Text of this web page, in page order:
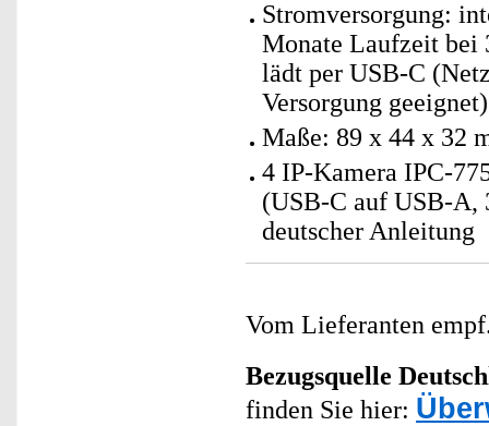
Stromversorgung:
Monate Laufzeit bei
lädt per USB-C
Versorgung geeignet)
Maße: 89 x 44 x 32
4 IP-Kamera IPC-
(USB-C auf USB-A,
deutscher Anleitung
Vom Lieferanten
Bezugsquelle
finden Sie hier: